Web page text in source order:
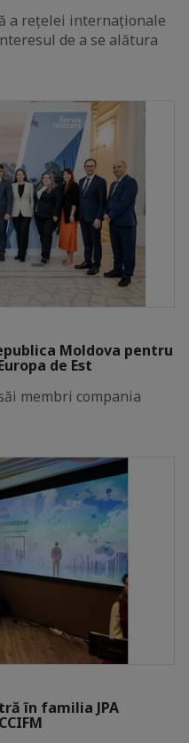
a rețelei internaționale
de a se alătura
Moldova pentru
de Est
membri compania
în familia JPA